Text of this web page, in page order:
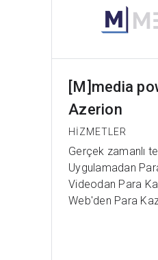
[M]media
Azerion
HIZMETLER
Gerçek zamanlı
Uygulamadan
Videodan Para
Web'den Para